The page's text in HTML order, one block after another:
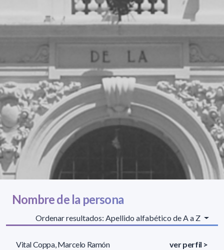
Nombre de la persona
Ordenar resultados: Apellido alfabético de A a Z
Vital Coppa, Marcelo Ramón ver perfil >